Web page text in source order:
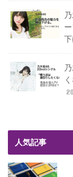
下
人気記事